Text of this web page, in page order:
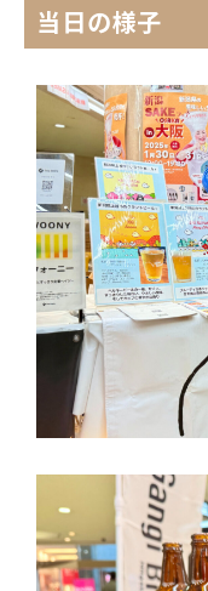
当日の様子